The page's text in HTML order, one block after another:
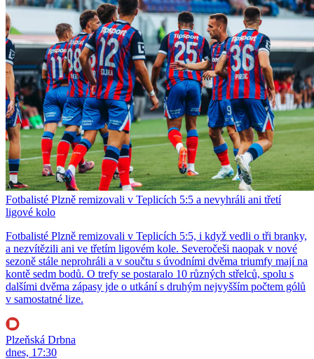
Fotbalisté Plzně remizovali v Teplicích 5:5 a nevyhráli ani třetí
ligové kolo
Fotbalisté Plzně remizovali v Teplicích 5:5, i když vedli o tři branky,
a nezvítězili ani ve třetím ligovém kole. Severočeši naopak v nové
sezoně stále neprohráli a v součtu s úvodními dvěma triumfy mají na
kontě sedm bodů. O trefy se postaralo 10 různých střelců, spolu s
dalšími dvěma zápasy jde o utkání s druhým nejvyšším počtem gólů
v samostatné lize.
Plzeňská Drbna
dnes, 17:30